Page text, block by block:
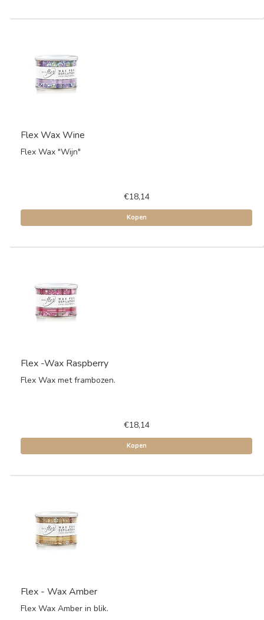
Flex Wax Wine
Flex Wax "Wijn"
€18,14
Kopen
Flex -Wax Raspberry
Flex Wax met frambozen.
€18,14
Kopen
Flex - Wax Amber
Flex Wax Amber in blik.